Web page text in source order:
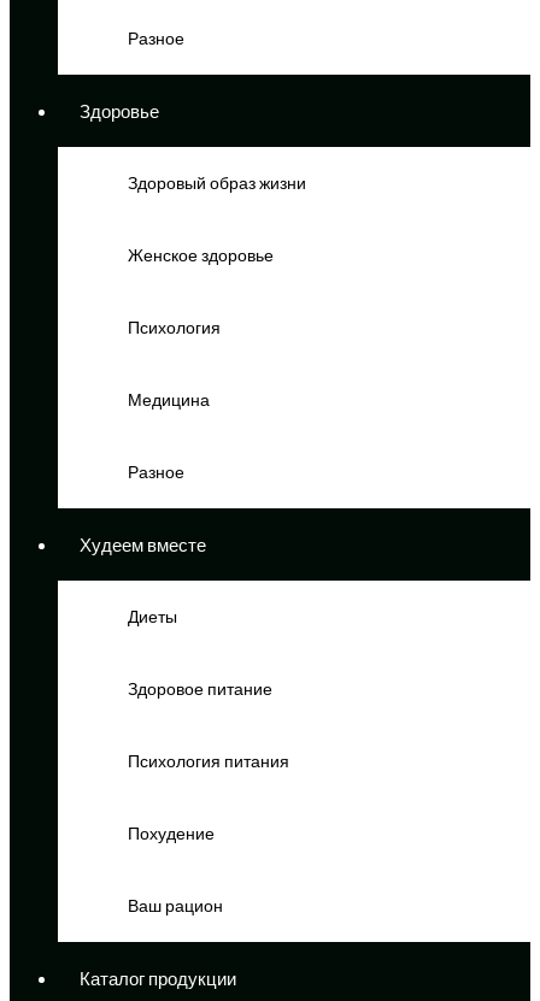
Разное
Здоровье
Здоровый образ жизни
Женское здоровье
Психология
Медицина
Разное
Худеем вместе
Диеты
Здоровое питание
Психология питания
Похудение
Ваш рацион
Каталог продукции